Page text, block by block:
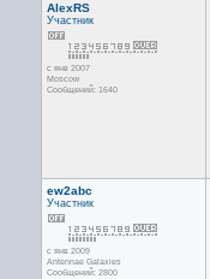
AlexRS
Участник
с янв 2007
Moscow
Сообщений: 1640
ew2abc
Участник
с янв 2009
Antennae Galaxies
Сообщений: 2800